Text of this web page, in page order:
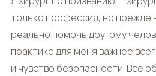
только профессия, но прежде
реально помочь другому
практике для меня важнее
и чувство безопасности. Все